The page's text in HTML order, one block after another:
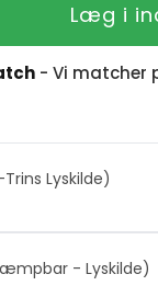
Læg i
prisen E-
Lyskilde)
- Lyskilde)